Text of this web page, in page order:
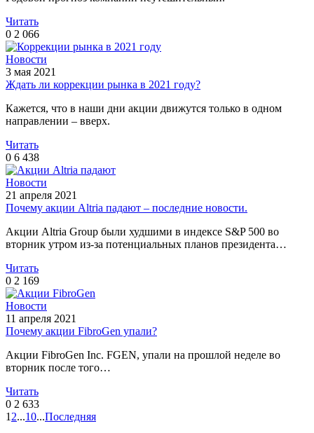
Читать
0 2 066
Новости
3 мая 2021
Ждать ли коррекции рынка в 2021 году?
Кажется, что в наши дни акции движутся только в одном
направлении – вверх.
Читать
0 6 438
Новости
21 апреля 2021
Почему акции Altria падают – последние новости.
Акции Altria Group были худшими в индексе S&P 500 во
вторник утром из-за потенциальных планов президента…
Читать
0 2 169
Новости
11 апреля 2021
Почему акции FibroGen упали?
Акции FibroGen Inc. FGEN, упали на прошлой неделе во
вторник после того…
Читать
0 2 633
1 2...10...Последняя